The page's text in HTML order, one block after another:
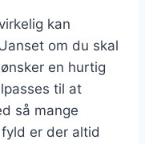
kan
om du skal
en hurtig
til at
så mange
er der altid